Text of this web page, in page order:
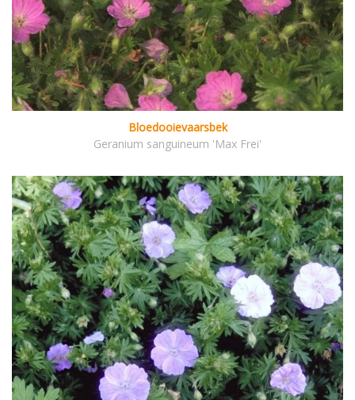
Bloedooievaarsbek
Geranium sanguineum 'Max Frei'